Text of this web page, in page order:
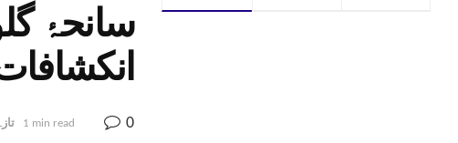
سانحۂ
1 min read 0